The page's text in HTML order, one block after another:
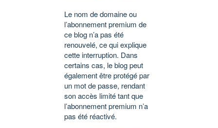
Le nom de domaine ou
l’abonnement premium de
ce blog n’a pas été
renouvelé, ce qui explique
cette interruption. Dans
certains cas, le blog peut
également être protégé par
un mot de passe, rendant
son accès limité tant que
l’abonnement premium n’a
pas été réactivé.